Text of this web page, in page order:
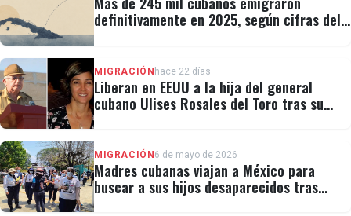
definitivamente en 2025, según cifras del
MIGRACIÓN hace 22 días
Liberan en EEUU a la hija del general
cubano Ulises Rosales del Toro tras su
MIGRACIÓN6 de mayo de 2026
Madres cubanas viajan a México para
buscar a sus hijos desaparecidos tras